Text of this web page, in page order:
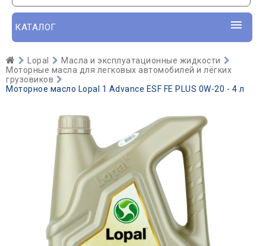
КАТАЛОГ
Lopal
Масла и эксплуатационные жидкости
Моторные масла для легковых автомобилей и лёгких
грузовиков
Моторное масло Lopal 1 Advance ESF FE PLUS 0W-20 - 4 л